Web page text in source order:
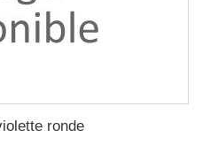
ronde